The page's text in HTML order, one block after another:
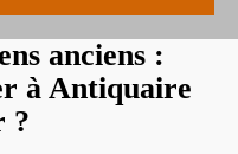
anciens :
à Antiquaire
?